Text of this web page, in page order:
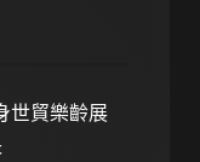
世貿樂齡展